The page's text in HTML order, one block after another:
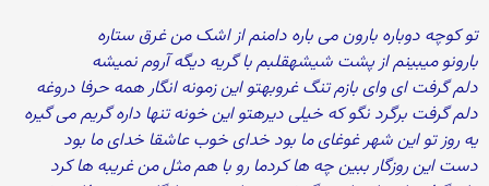
تو کوچه دوباره بارون می باره دامنم از اشک من غرق ستاره
بارونو میبینم از پشت شیشهقلبم با گریه دیگه آروم نمیشه
دلم گرفت ای وای بازم تنگ غروبهتو این زمونه انگار همه حرفا دروغه
دلم گرفت برگرد نگو که خیلی دیرهتو این خونه تنها داره گریم می گیره
یه روز تو این شهر غوغای ما بود خدای خوب عاشقا خدای ما بود
دست این روزگار ببین چه ها کردما رو با هم مثل من غریبه ها کرد